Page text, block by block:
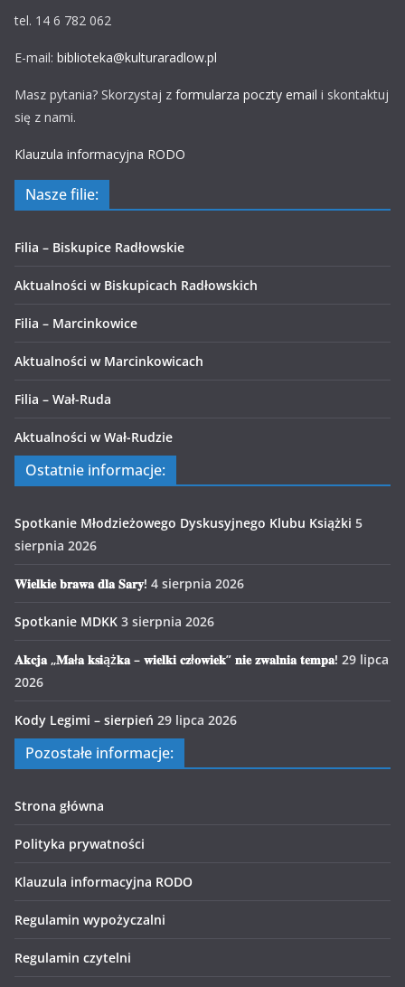
tel. 14 6 782 062
E-mail: biblioteka@kulturaradlow.pl
Masz pytania? Skorzystaj z formularza poczty email i skontaktuj
się z nami.
Klauzula informacyjna RODO
Nasze filie:
Filia – Biskupice Radłowskie
Aktualności w Biskupicach Radłowskich
Filia – Marcinkowice
Aktualności w Marcinkowicach
Filia – Wał-Ruda
Aktualności w Wał-Rudzie
Ostatnie informacje:
Spotkanie Młodzieżowego Dyskusyjnego Klubu Książki 5
sierpnia 2026
𝐖𝐢𝐞𝐥𝐤𝐢𝐞 𝐛𝐫𝐚𝐰𝐚 𝐝𝐥𝐚 𝐒𝐚𝐫𝐲! 4 sierpnia 2026
Spotkanie MDKK 3 sierpnia 2026
𝐀𝐤𝐜𝐣𝐚 „𝐌𝐚ł𝐚 𝐤𝐬𝐢ąż𝐤𝐚 – 𝐰𝐢𝐞𝐥𝐤𝐢 𝐜𝐳ł𝐨𝐰𝐢𝐞𝐤” 𝐧𝐢𝐞 𝐳𝐰𝐚𝐥𝐧𝐢𝐚 𝐭𝐞𝐦𝐩𝐚! 29 lipca
2026
Kody Legimi – sierpień 29 lipca 2026
Pozostałe informacje:
Strona główna
Polityka prywatności
Klauzula informacyjna RODO
Regulamin wypożyczalni
Regulamin czytelni